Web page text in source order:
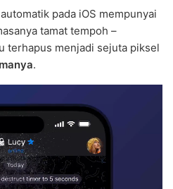
pada iOS mempunyai
tamat tempoh –
terhapus menjadi sejuta piksel
.